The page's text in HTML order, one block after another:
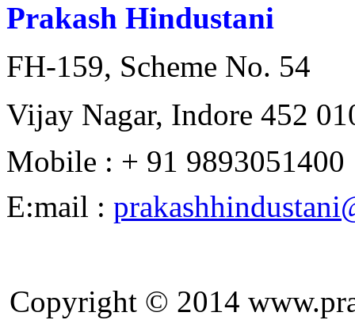
Prakash Hindustani
FH-159, Scheme No. 54
Vijay Nagar, Indore 452
Mobile : + 91 9893051400
E:mail :
Copyright © 2014